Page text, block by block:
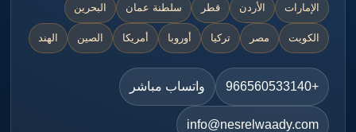
الإمارات الأردن قطر سلطنة عمان البحرين
الكويت مصر تركيا أوروبا أمريكا الصين الهند
+966560533140 واتساب مباشر
info@nesrelwaady.com